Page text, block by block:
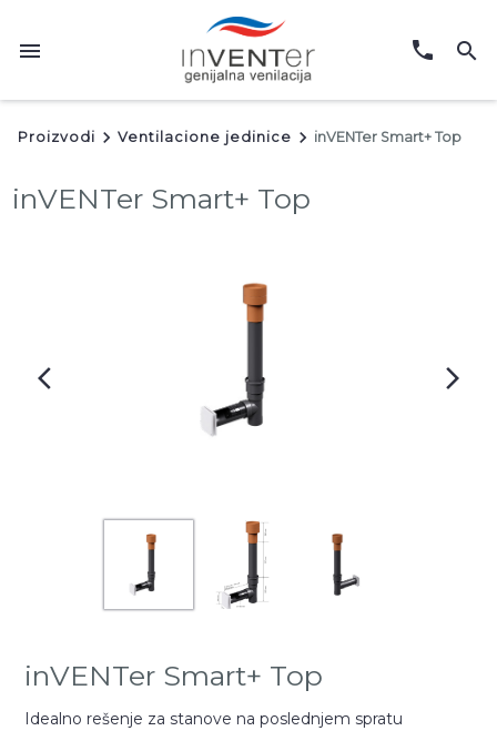
menu phone search
Proizvodi keyboard_arrow_rightVentilacione jedinice keyboard_arrow_right inVENTer Smart+ Top
inVENTer Smart+ Top
arrow_back_ios arrow_forward_ios
inVENTer Smart+ Top
Idealno rešenje za stanove na poslednjem spratu